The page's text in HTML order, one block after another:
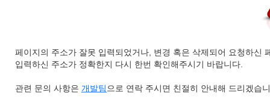
페이지의 주소가 잘못 입력되었거나, 변경 혹은 삭제되어 요청하신
입력하신 주소가 정확한지 다시 한번 확인해주시기 바랍니다.
관련 문의 사항은 개발팀 으로 연락 주시면 친절히 안내해 드리겠습